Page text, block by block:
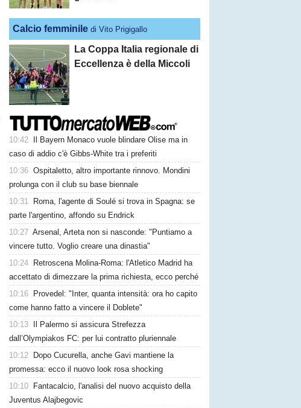
Calcio femminile di Vito Prigigallo
La Coppa Italia regionale di
Eccellenza è della Miccoli
10:42
Il Bayern Monaco vuole blindare Olise ma in
caso di addio c'è Gibbs-White tra i preferiti
10:36 Ospitaletto, altro importante rinnovo. Mondini
prolunga con il club su base biennale
10:31
Roma, l'agente di Soulé si trova in Spagna: se
parte l'argentino, affondo su Endrick
10:27 Arsenal, Arteta non si nasconde: "Puntiamo a
vincere tutto. Voglio creare una dinastia"
10:24
Retroscena Molina-Roma: l'Atletico Madrid ha
accettato di dimezzare la prima richiesta, ecco perché
10:16
Provedel: "Inter, quanta intensità: ora ho capito
come hanno fatto a vincere il Doblete"
10:13
Il Palermo si assicura Strefezza
dall’Olympiakos FC: per lui contratto pluriennale
10:12
Dopo Cucurella, anche Gavi mantiene la
promessa: ecco il nuovo look rosa shocking
10:10
Fantacalcio, l'analisi del nuovo acquisto della
Juventus Alajbegovic